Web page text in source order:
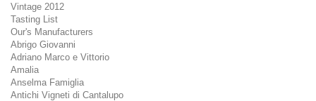
Vintage 2012
Tasting List
Our's Manufacturers
Abrigo Giovanni
Adriano Marco e Vittorio
Amalia
Anselma Famiglia
Antichi Vigneti di Cantalupo